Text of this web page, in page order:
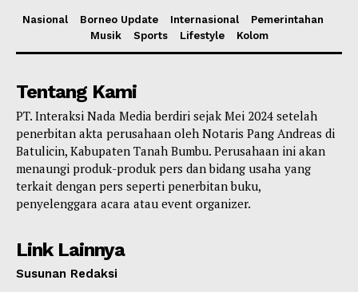
Nasional Borneo Update Internasional
Pemerintahan
Musik
Sports Lifestyle Kolom
Tentang Kami
PT. Interaksi Nada Media berdiri sejak Mei 2024 setelah
penerbitan akta perusahaan oleh Notaris Pang Andreas di
Batulicin, Kabupaten Tanah Bumbu. Perusahaan ini akan
menaungi produk-produk pers dan bidang usaha yang
terkait dengan pers seperti penerbitan buku,
penyelenggara acara atau event organizer.
Link Lainnya
Susunan Redaksi